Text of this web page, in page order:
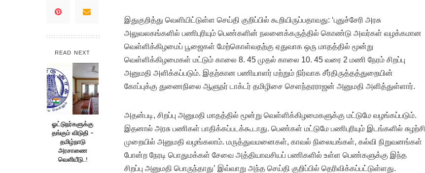
READ NEXT
ஓட்டுநர்களுக்கு
தங்கும் விடுதி –
தமிழ்நாடு
அரசாணை
வெளியீடு..!
இதுகுறித்து வெளியிட்டுள்ள செய்தி குறிப்பில் கூறியிருப்பதாவது: ‘புதுச்சேரி அரசு
அலுவலகங்களில் பணிபுரியும் பெண்களின் நலனைக்கருத்தில் கொண்டு அவர்கள் வழக்கமான
வெள்ளிக்கிழமைப் பூஜைகள் மேற்கொள்வதற்கு ஏதுவாக ஒரு மாதத்தில் மூன்று
வெள்ளிக்கிழமைகள் மட்டும் காலை 8. 45 முதல் காலை 10. 45 வரை 2 மணி நேரம் சிறப்பு
அனுமதி அளிக்கப்படும். இதற்கான பணியாளர் மற்றும் நிர்வாக சீர்திருத்தத்துறையின்
கோப்புக்கு துணைநிலை ஆளுநர் டாக்டர் தமிழிசை செளந்தரராஜன் அனுமதி அளித்துள்ளார்.
அதன்படி, சிறப்பு அனுமதி மாதத்தில் மூன்று வெள்ளிக்கிழமைகளுக்கு மட்டுமே வழங்கப்படும்.
இதனால் அரசு பணிகள் பாதிக்கப்படக்கூடாது. பெண்கள் மட்டுமே பணிபுரியும் இடங்களில் சுழற்சி
முறையில் அனுமதி வழங்கலாம். மருத்துவமனைகள், காவல் நிலையங்கள், கல்வி நிறுவனங்கள்
போன்ற நேரடி பொதுமக்கள் சேவை அத்தியாவசியப் பணிகளில் உள்ள பெண்களுக்கு இந்த
சிறப்பு அனுமதி பொருந்தாது’ இவ்வாறு அந்த செய்தி குறிப்பில் தெரிவிக்கப்பட்டுள்ளது.